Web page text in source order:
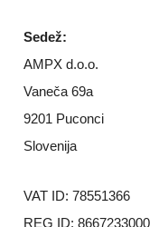
Sedež:
AMPX d.o.o.
Vaneča 69a
9201 Puconci
Slovenija
VAT ID: 78551366
REG ID: 8667233000